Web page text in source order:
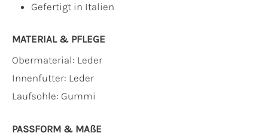
Gefertigt in Italien
MATERIAL & PFLEGE
Obermaterial: Leder
Innenfutter: Leder
Laufsohle: Gummi
PASSFORM & MAẞE